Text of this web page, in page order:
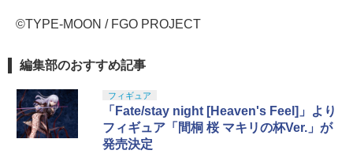
©TYPE-MOON / FGO PROJECT
編集部のおすすめ記事
フィギュア
「Fate/stay night [Heaven's Feel]」より
フィギュア「間桐 桜 マキリの杯Ver.」が
発売決定